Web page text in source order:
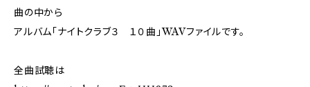
曲の中から
アルバム「ナイトクラブ３ １０曲」WAVファイルです。
全曲試聴は